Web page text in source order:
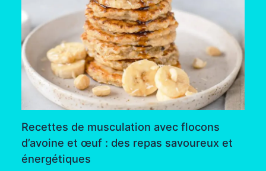
Recettes de musculation avec flocons
d’avoine et œuf : des repas savoureux et
énergétiques